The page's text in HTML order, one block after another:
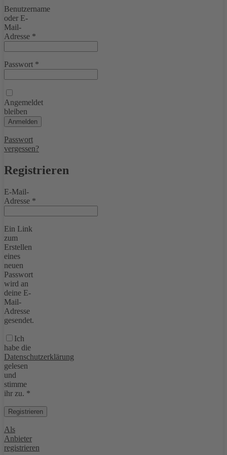
Benutzername
oder E-
Mail-
Adresse *
Passwort *
Angemeldet
bleiben
Anmelden
Passwort
vergessen?
Registrieren
E-Mail-
Adresse *
Ein Link
zum
Erstellen
eines
neuen
Passwort
wird an
deine E-
Mail-
Adresse
gesendet.
Ich
habe die
Datenschutzerklärung
gelesen
und
stimme
ihr zu. *
Registrieren
Als
Anbieter
registrieren